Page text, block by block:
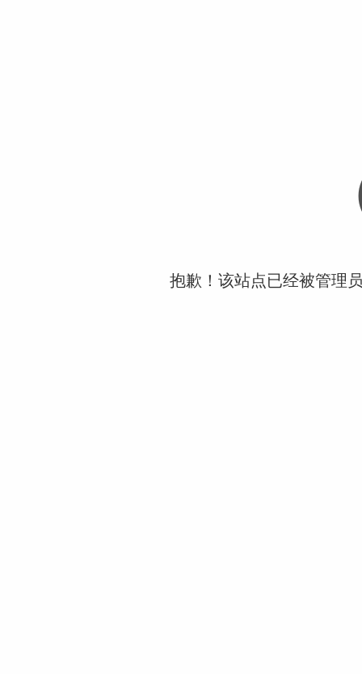
抱歉！该站点已经被管理